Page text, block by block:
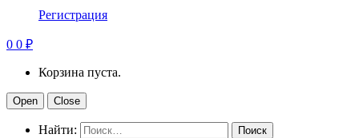
Регистрация
0 0 ₽
Корзина пуста.
Open Close
Найти: